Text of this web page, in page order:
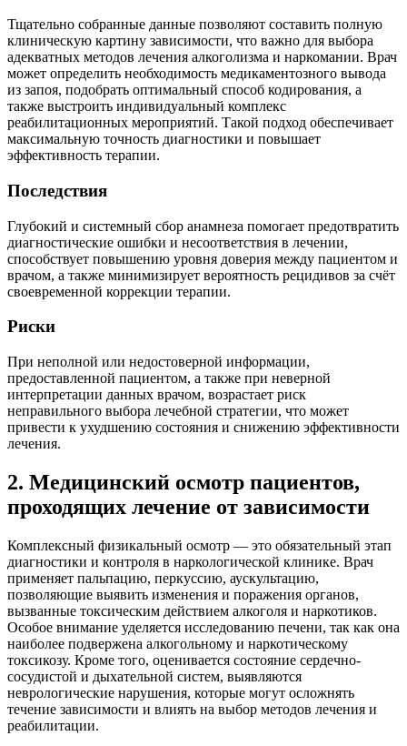
Тщательно собранные данные позволяют составить полную
клиническую картину зависимости, что важно для выбора
адекватных методов лечения алкоголизма и наркомании. Врач
может определить необходимость медикаментозного вывода
из запоя, подобрать оптимальный способ кодирования, а
также выстроить индивидуальный комплекс
реабилитационных мероприятий. Такой подход обеспечивает
максимальную точность диагностики и повышает
эффективность терапии.
Последствия
Глубокий и системный сбор анамнеза помогает предотвратить
диагностические ошибки и несоответствия в лечении,
способствует повышению уровня доверия между пациентом и
врачом, а также минимизирует вероятность рецидивов за счёт
своевременной коррекции терапии.
Риски
При неполной или недостоверной информации,
предоставленной пациентом, а также при неверной
интерпретации данных врачом, возрастает риск
неправильного выбора лечебной стратегии, что может
привести к ухудшению состояния и снижению эффективности
лечения.
2. Медицинский осмотр пациентов,
проходящих лечение от зависимости
Комплексный физикальный осмотр — это обязательный этап
диагностики и контроля в наркологической клинике. Врач
применяет пальпацию, перкуссию, аускультацию,
позволяющие выявить изменения и поражения органов,
вызванные токсическим действием алкоголя и наркотиков.
Особое внимание уделяется исследованию печени, так как она
наиболее подвержена алкогольному и наркотическому
токсикозу. Кроме того, оценивается состояние сердечно-
сосудистой и дыхательной систем, выявляются
неврологические нарушения, которые могут осложнять
течение зависимости и влиять на выбор методов лечения и
реабилитации.